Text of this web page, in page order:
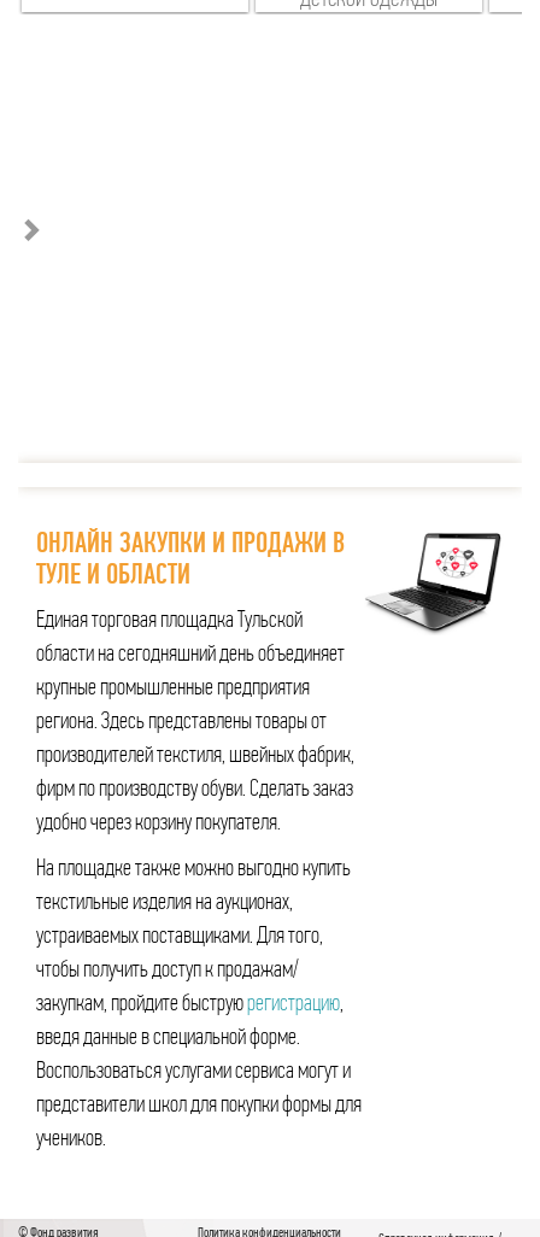
ОНЛАЙН ЗАКУПКИ И ПРОДАЖИ В
ТУЛЕ И ОБЛАСТИ
Единая торговая площадка Тульской
области на сегодняшний день объединяет
крупные промышленные предприятия
региона. Здесь представлены товары от
производителей текстиля, швейных фабрик,
фирм по производству обуви. Сделать заказ
удобно через корзину покупателя.
На площадке также можно выгодно купить
текстильные изделия на аукционах,
устраиваемых поставщиками. Для того,
чтобы получить доступ к продажам/
закупкам, пройдите быструюрегистрацию,
введя данные в специальной форме.
Воспользоваться услугами сервиса могут и
представители школ для покупки формы для
учеников.
© Фонд развития Политика конфиденциальности